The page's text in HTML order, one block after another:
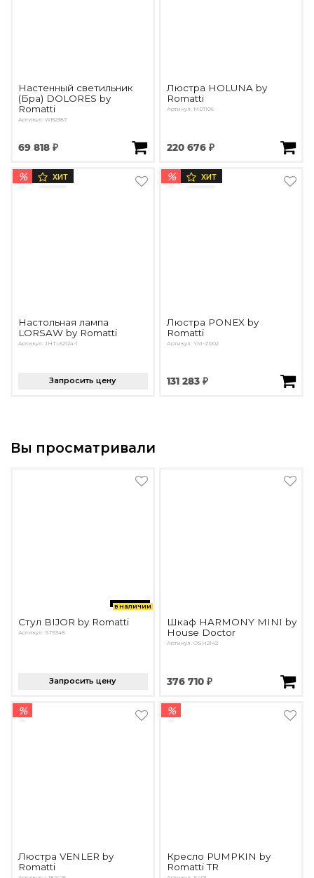
Настенный светильник
(Бра) DOLORES by
Romatti
Артикул: WB2387
69 818 ₽
Люстра HOLUNA by
Romatti
Артикул: MD1106
220 676 ₽
% ХИТ
Настольная лампа
LORSAW by Romatti
Артикул: JHTL52124-1
Запросить цену
% ХИТ
Люстра PONEX by
Romatti
Артикул: YM-Z002
131 283 ₽
Вы просматривали
в наличии
Стул BIJOR by Romatti
Артикул: ST5348
Запросить цену
Шкаф HARMONY MINI by
House Doctor
Артикул: ОSH2142
376 710 ₽
%
Люстра VENLER by
Romatti
%
Кресло PUMPKIN by
Romatti TR